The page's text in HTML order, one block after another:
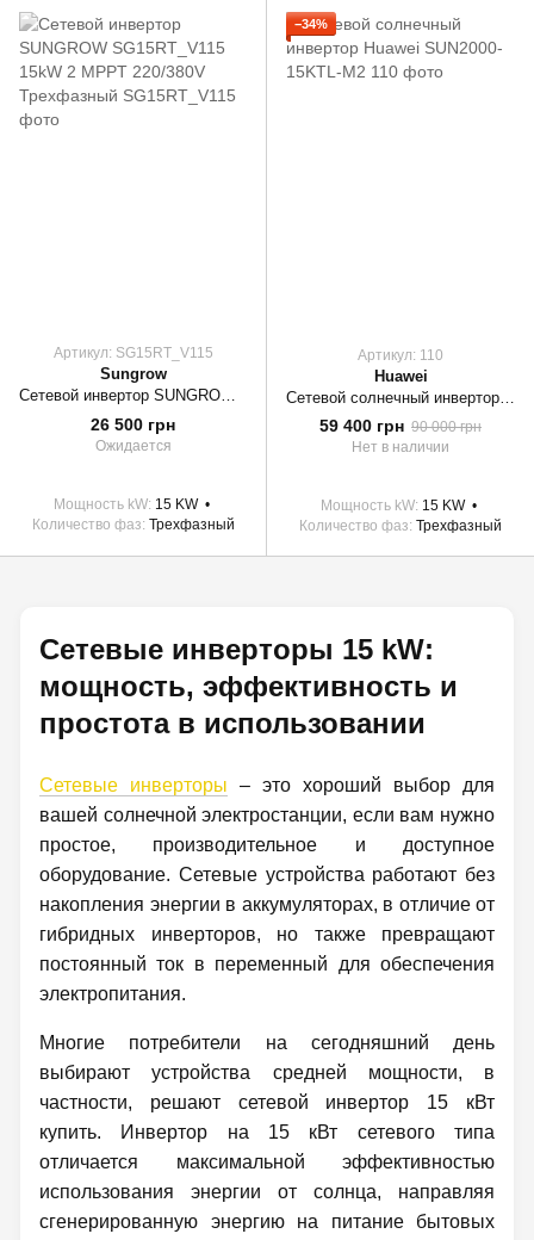
Артикул: SG15RT_V115
Sungrow
Сетевой инвертор SUNGROW SG15RT_V115 15kW 2 MPPT 220/380V Трехфазный
26 500 грн
Ожидается
Мощность kW 15 KW
Количество фаз Трехфазный
−34%
Артикул: 110
Huawei
59 400 грн 90 000 грн
Нет в наличии
Мощность kW 15 KW
Количество фаз Трехфазный
Сетевые инверторы 15 kW:
мощность, эффективность и
простота в использовании
Сетевые инверторы – это хороший выбор для
вашей солнечной электростанции, если вам нужно
простое, производительное и доступное
оборудование. Сетевые устройства работают без
накопления энергии в аккумуляторах, в отличие от
гибридных инверторов, но также превращают
постоянный ток в переменный для обеспечения
электропитания.
Многие потребители на сегодняшний день
выбирают устройства средней мощности, в
частности, решают сетевой инвертор 15 кВт
купить. Инвертор на 15 кВт сетевого типа
отличается максимальной эффективностью
использования энергии от солнца, направляя
сгенерированную энергию на питание бытовых